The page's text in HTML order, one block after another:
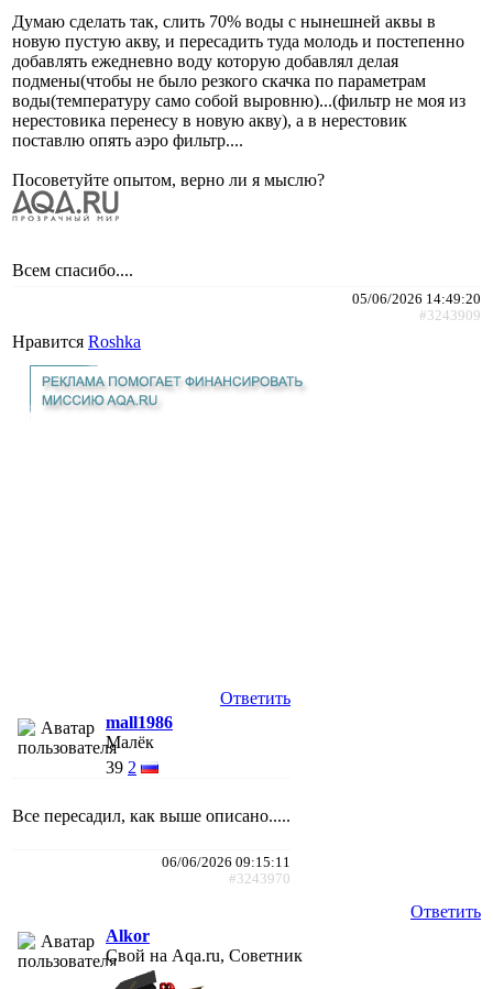
Думаю сделать так, слить 70% воды с нынешней аквы в
новую пустую акву, и пересадить туда молодь и постепенно
добавлять ежедневно воду которую добавлял делая
подмены(чтобы не было резкого скачка по параметрам
воды(температуру само собой выровню)...(фильтр не моя из
нерестовика перенесу в новую акву), а в нерестовик
поставлю опять аэро фильтр....
Посоветуйте опытом, верно ли я мыслю?
Всем спасибо....
05/06/2026 14:49:20
#3243909
Нравится Roshka
Ответить
mall1986
Малёк
39 2
Все пересадил, как выше описано.....
06/06/2026 09:15:11
#3243970
Ответить
Alkor
Свой на Aqa.ru, Советник